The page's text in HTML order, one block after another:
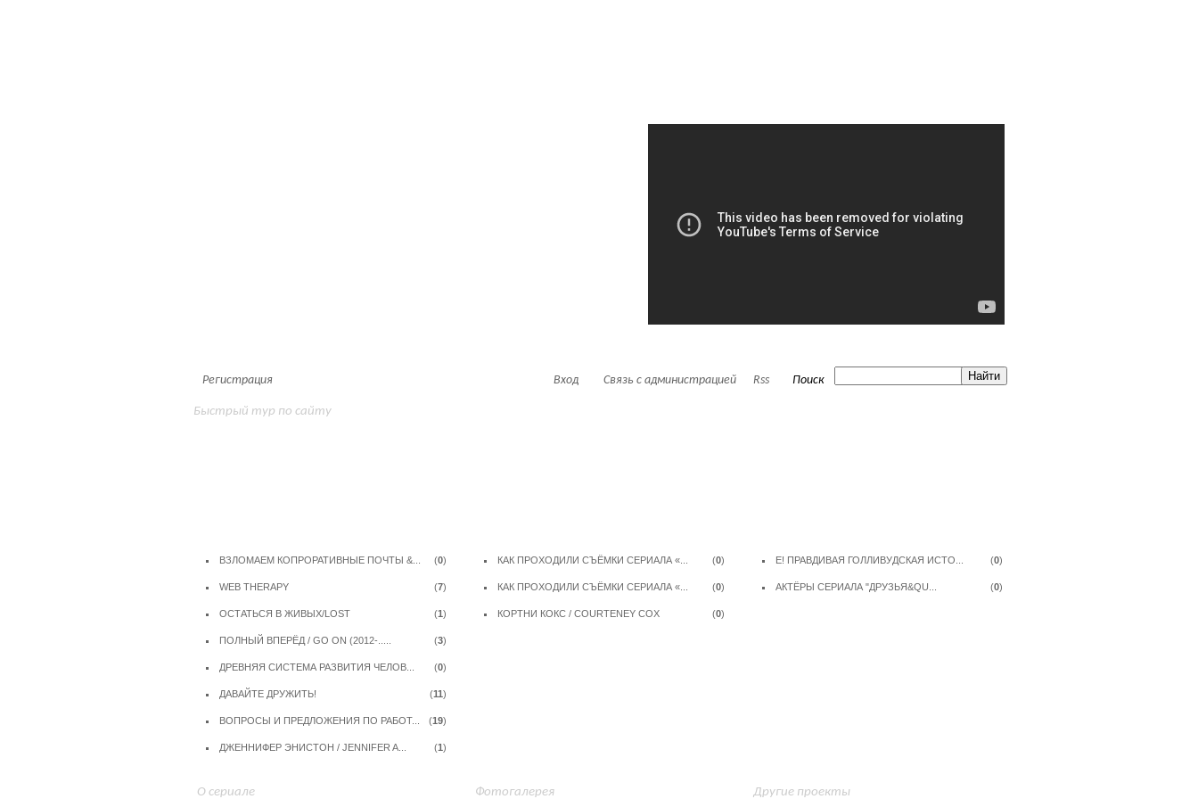
Регистрация Вход Связь с администрацией Rss Поиск
Быстрый тур по сайту
ВЗЛОМАЕМ КОПРОРАТИВНЫЕ ПОЧТЫ &... (0)
WEB THERAPY (7)
ОСТАТЬСЯ В ЖИВЫХ/LOST (1)
ПОЛНЫЙ ВПЕРЁД / GO ON (2012-..... (3)
ДРЕВНЯЯ СИСТЕМА РАЗВИТИЯ ЧЕЛОВ... (0)
ДАВАЙТЕ ДРУЖИТЬ! (11)
ВОПРОСЫ И ПРЕДЛОЖЕНИЯ ПО РАБОТ... (19)
ДЖЕННИФЕР ЭНИСТОН / JENNIFER A... (1)
КАК ПРОХОДИЛИ СЪЁМКИ СЕРИАЛА «... (0)
КАК ПРОХОДИЛИ СЪЁМКИ СЕРИАЛА «... (0)
КОРТНИ КОКС / COURTENEY COX (0)
E! ПРАВДИВАЯ ГОЛЛИВУДСКАЯ ИСТО... (0)
АКТЁРЫ СЕРИАЛА "ДРУЗЬЯ&QU... (0)
О сериале Фотогалерея Другие проекты